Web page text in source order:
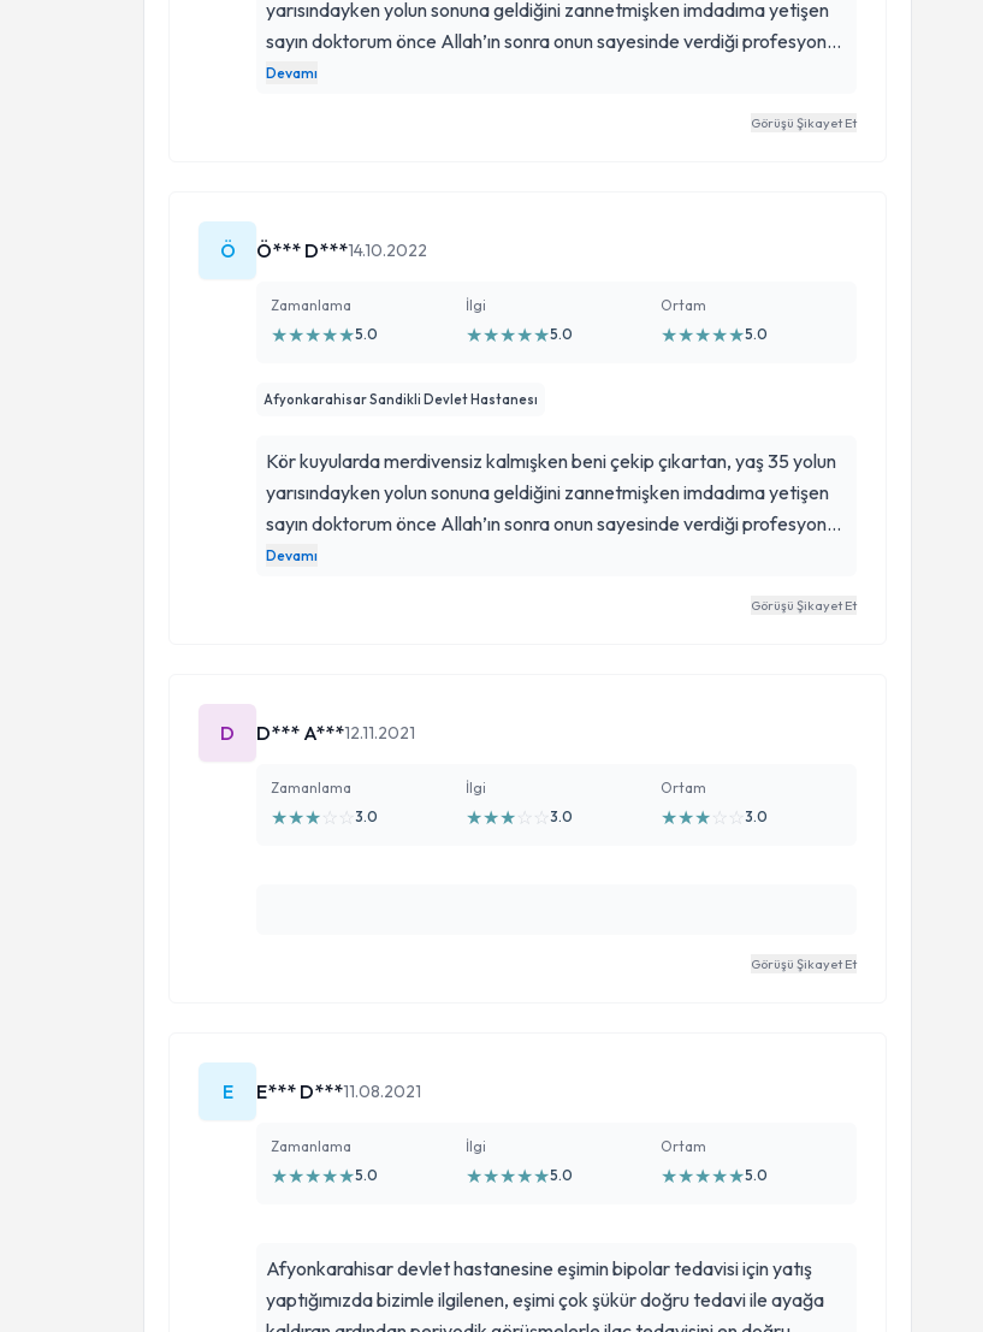
yarısındayken yolun sonuna geldiğini zannetmişken imdadıma yetişen
sayın doktorum önce Allah’ın sonra onun sayesinde verdiği profesyonel
ilaç düzenlemesiyle ve terapi seanslarıyla beni hayata geri döndürdü.
Devamı
Görüşü Şikayet Et
Ö Ö*** D***14.10.2022
Zamanlama
★★★★★5.0
İlgi
★★★★★5.0
Ortam
★★★★★5.0
Afyonkarahisar Sandikli Devlet Hastanesı
Kör kuyularda merdivensiz kalmışken beni çekip çıkartan, yaş 35 yolun
yarısındayken yolun sonuna geldiğini zannetmişken imdadıma yetişen
sayın doktorum önce Allah’ın sonra onun sayesinde verdiği profesyonel
ilaç düzenlemesiyle ve terapi seanslarıyla beni hayata geri döndürdü.
Devamı
Görüşü Şikayet Et
D D*** A***12.11.2021
Zamanlama
★★★☆ ☆ 3.0
İlgi
★★★☆ ☆3.0
Ortam
★★★☆ ☆3.0
Görüşü Şikayet Et
E E*** D***11.08.2021
Zamanlama
★★★★★5.0
İlgi
★★★★★5.0
Ortam
★★★★★5.0
Afyonkarahisar devlet hastanesine eşimin bipolar tedavisi için yatış
yaptığımızda bizimle ilgilenen, eşimi çok şükür doğru tedavi ile ayağa